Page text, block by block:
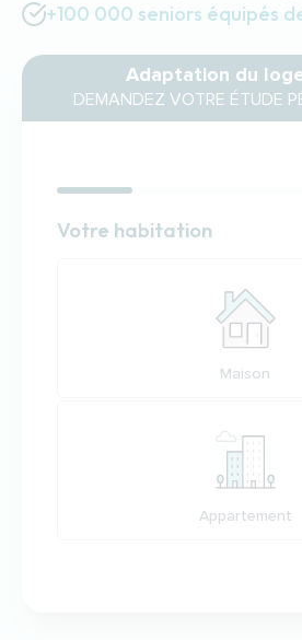
+100 000 seniors équipés
Adaptation du
DEMANDEZ VOTRE ÉTUDE
Habitation
Votre habitation
Maison
Appartement